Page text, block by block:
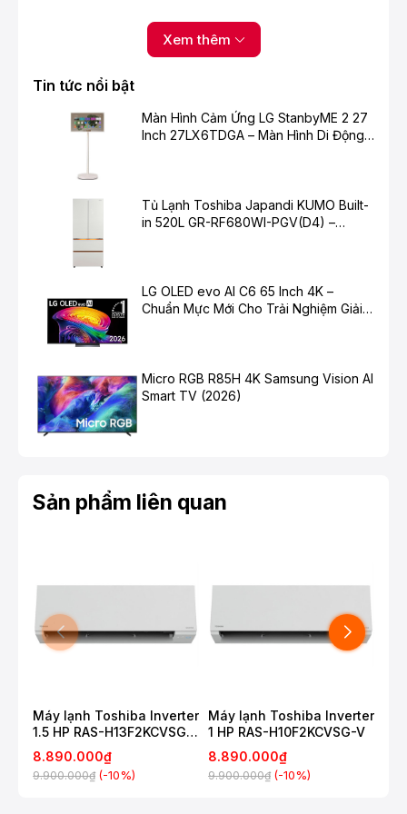
Động cơ bạc đạn hoạt động bền bỉ, không
gây ồn, tạo gió mạnh với công suất cao 50W
Xem thêm:Các tiện ích của quạt điện
Sản phẩm còn đi kèm điều khiển từ xa hiện
Xem thêm
Tin tức nổi bật
Màn Hình Cảm Ứng LG StanbyME 2 27
Inch 27LX6TDGA – Màn Hình Di Động
Tủ Lạnh Toshiba Japandi KUMO Built-
in 520L GR-RF680WI-PGV(D4) –
LG OLED evo AI C6 65 Inch 4K –
Chuẩn Mực Mới Cho Trải Nghiệm Giải
Micro RGB R85H 4K Samsung Vision AI
Smart TV (2026)
Sản phẩm liên quan
Máy lạnh Toshiba Inverter
1.5 HP RAS-H13F2KCVSG-
V
8.890.000₫
9.900.000₫ (-10%)
Máy lạnh Toshiba Inverter
1 HP RAS-H10F2KCVSG-V
8.890.000₫
9.900.000₫ (-10%)